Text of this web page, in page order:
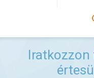
Iratkozzon